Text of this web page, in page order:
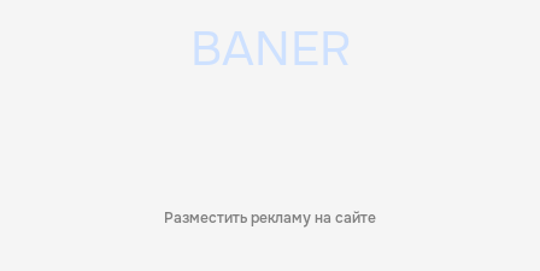
Разместить рекламу на сайте